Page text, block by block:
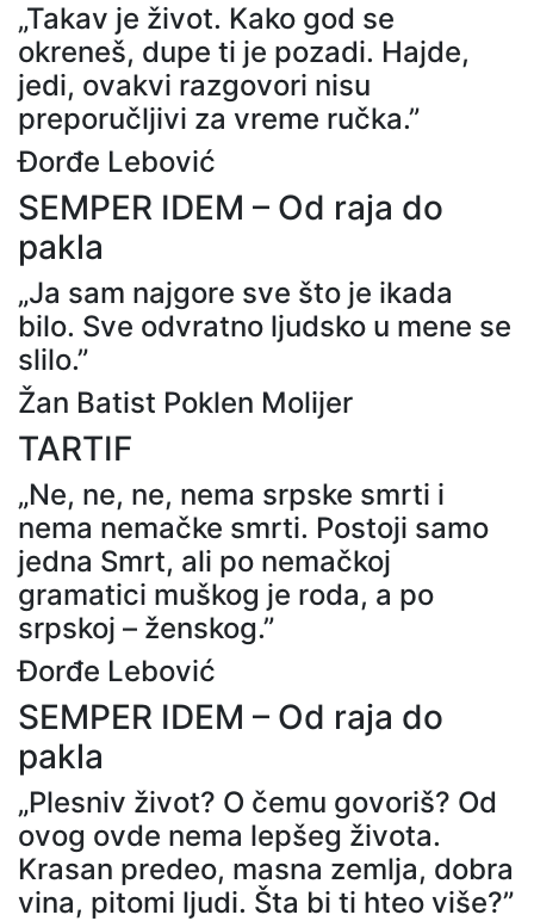
„Takav je život. Kako god se
okreneš, dupe ti je pozadi. Hajde,
jedi, ovakvi razgovori nisu
preporučljivi za vreme ručka.”
Đorđe Lebović
SEMPER IDEM – Od raja do
pakla
„Ja sam najgore sve što je ikada
bilo. Sve odvratno ljudsko u mene se
slilo.”
Žan Batist Poklen Molijer
TARTIF
„Ne, ne, ne, nema srpske smrti i
nema nemačke smrti. Postoji samo
jedna Smrt, ali po nemačkoj
gramatici muškog je roda, a po
srpskoj – ženskog.”
Đorđe Lebović
SEMPER IDEM – Od raja do
pakla
„Plesniv život? O čemu govoriš? Od
ovog ovde nema lepšeg života.
Krasan predeo, masna zemlja, dobra
vina, pitomi ljudi. Šta bi ti hteo više?”